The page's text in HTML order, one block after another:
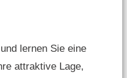
lernen Sie eine
attraktive Lage,